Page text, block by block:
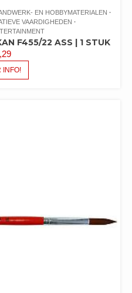
EN HOBBYMATERIALEN
VAARDIGHEDEN
F455/22 ASS | 1 STUK
INFO!